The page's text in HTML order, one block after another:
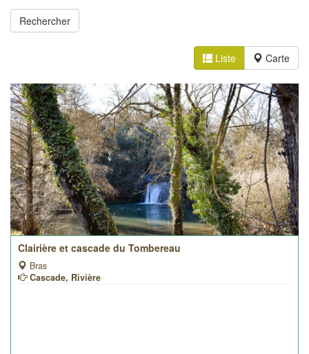
Liste Carte
Clairière et cascade du Tombereau
Bras
Cascade, Rivière